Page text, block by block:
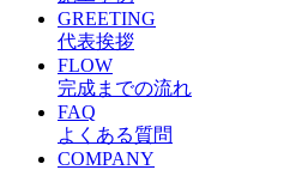
GREETING
代表挨拶
FLOW
完成までの流れ
FAQ
よくある質問
COMPANY